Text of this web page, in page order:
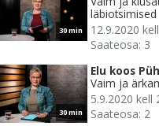
30 min
läbiotsimised
12.9.2020
Saateosa: 3
30 min
Elu koos
Vaim ja
5.9.2020 kell
Saateosa: 2